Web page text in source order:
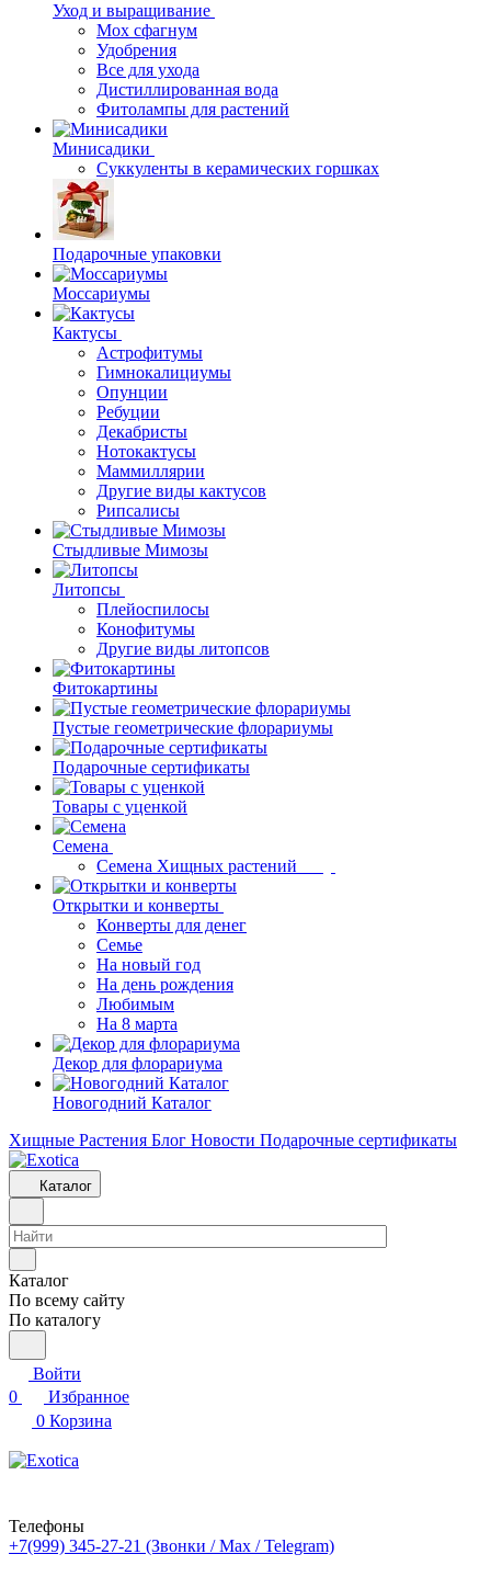
Уход и выращивание
Мох сфагнум
Удобрения
Все для ухода
Дистиллированная вода
Фитолампы для растений
Минисадики
Суккуленты в керамических горшках
Подарочные упаковки
Моссариумы
Кактусы
Астрофитумы
Гимнокалициумы
Опунции
Ребуции
Декабристы
Нотокактусы
Маммиллярии
Другие виды кактусов
Рипсалисы
Стыдливые Мимозы
Литопсы
Плейоспилосы
Конофитумы
Другие виды литопсов
Фитокартины
Пустые геометрические флорариумы
Подарочные сертификаты
Товары с уценкой
Семена
Семена Хищных растений
Открытки и конверты
Конверты для денег
Семье
На новый год
На день рождения
Любимым
На 8 марта
Декор для флорариума
Новогодний Каталог
Хищные Растения Блог Новости Подарочные сертификаты
Каталог
Каталог
По всему сайту
По каталогу
Войти
0
Избранное
0 Корзина
Телефоны
+7(999) 345-27-21 (Звонки / Max / Telegram)